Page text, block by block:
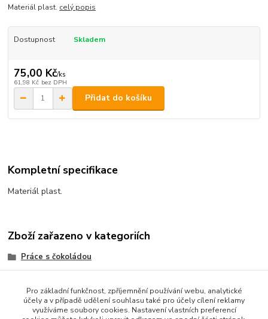
Materiál plast. celý popis
Dostupnost Skladem
75,00 Kč/ks
61,98 Kč bez DPH
Přidat do košíku
Kompletní specifikace
Materiál plast.
Zboží zařazeno v kategoriích
Práce s čokoládou
Pro základní funkčnost, zpříjemnění používání webu, analytické
účely a v případě udělení souhlasu také pro účely cílení reklamy
využíváme soubory cookies. Nastavení vlastních preferencí